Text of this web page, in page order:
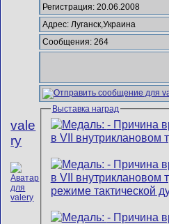
vale
ry
Регистрация: 20.06.2008
Адрес: Луганск,Украина
Сообщения: 264
Выставка наград